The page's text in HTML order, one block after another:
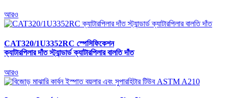
আরও
CAT320/1U3352RC স্পেসিফিকেশন
ক্যাটারপিলার দাঁত স্ট্যান্ডার্ড ক্যাটারপিলার বালতি দাঁত
আরও